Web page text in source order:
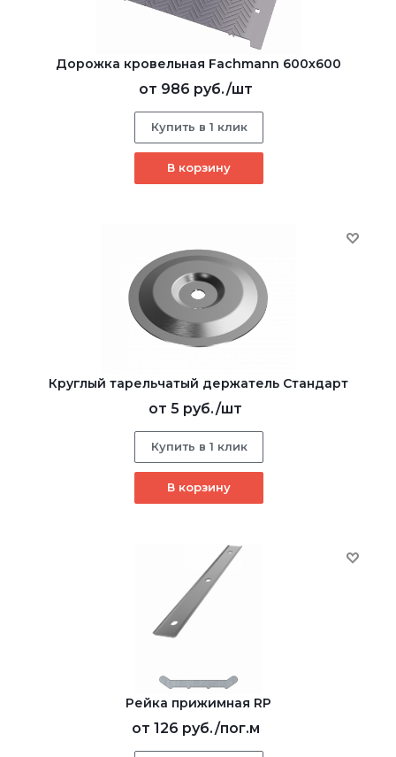
Дорожка кровельная Fachmann 600х600
от 986 руб./шт
Купить в 1 клик
В корзину
Круглый тарельчатый держатель Стандарт
от 5 руб./шт
Купить в 1 клик
В корзину
Рейка прижимная RP
от 126 руб./пог.м